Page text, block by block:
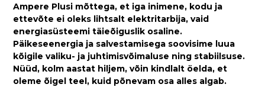
Ampere Plusi mõttega, et iga inimene, kodu ja
ettevõte ei oleks lihtsalt elektritarbija, vaid
energiasüsteemi täieõiguslik osaline.
Päikeseenergia ja salvestamisega soovisime luua
kõigile valiku- ja juhtimisvõimaluse ning stabiilsuse.
Nüüd, kolm aastat hiljem, võin kindlalt öelda, et
oleme õigel teel, kuid põnevam osa alles algab.